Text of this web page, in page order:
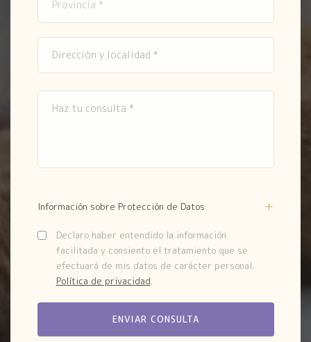
Información sobre Protección de Datos
Declaro haber entendido la información
facilitada y consiento el tratamiento que se
efectuará de mis datos de carácter personal.
Política de privacidad.